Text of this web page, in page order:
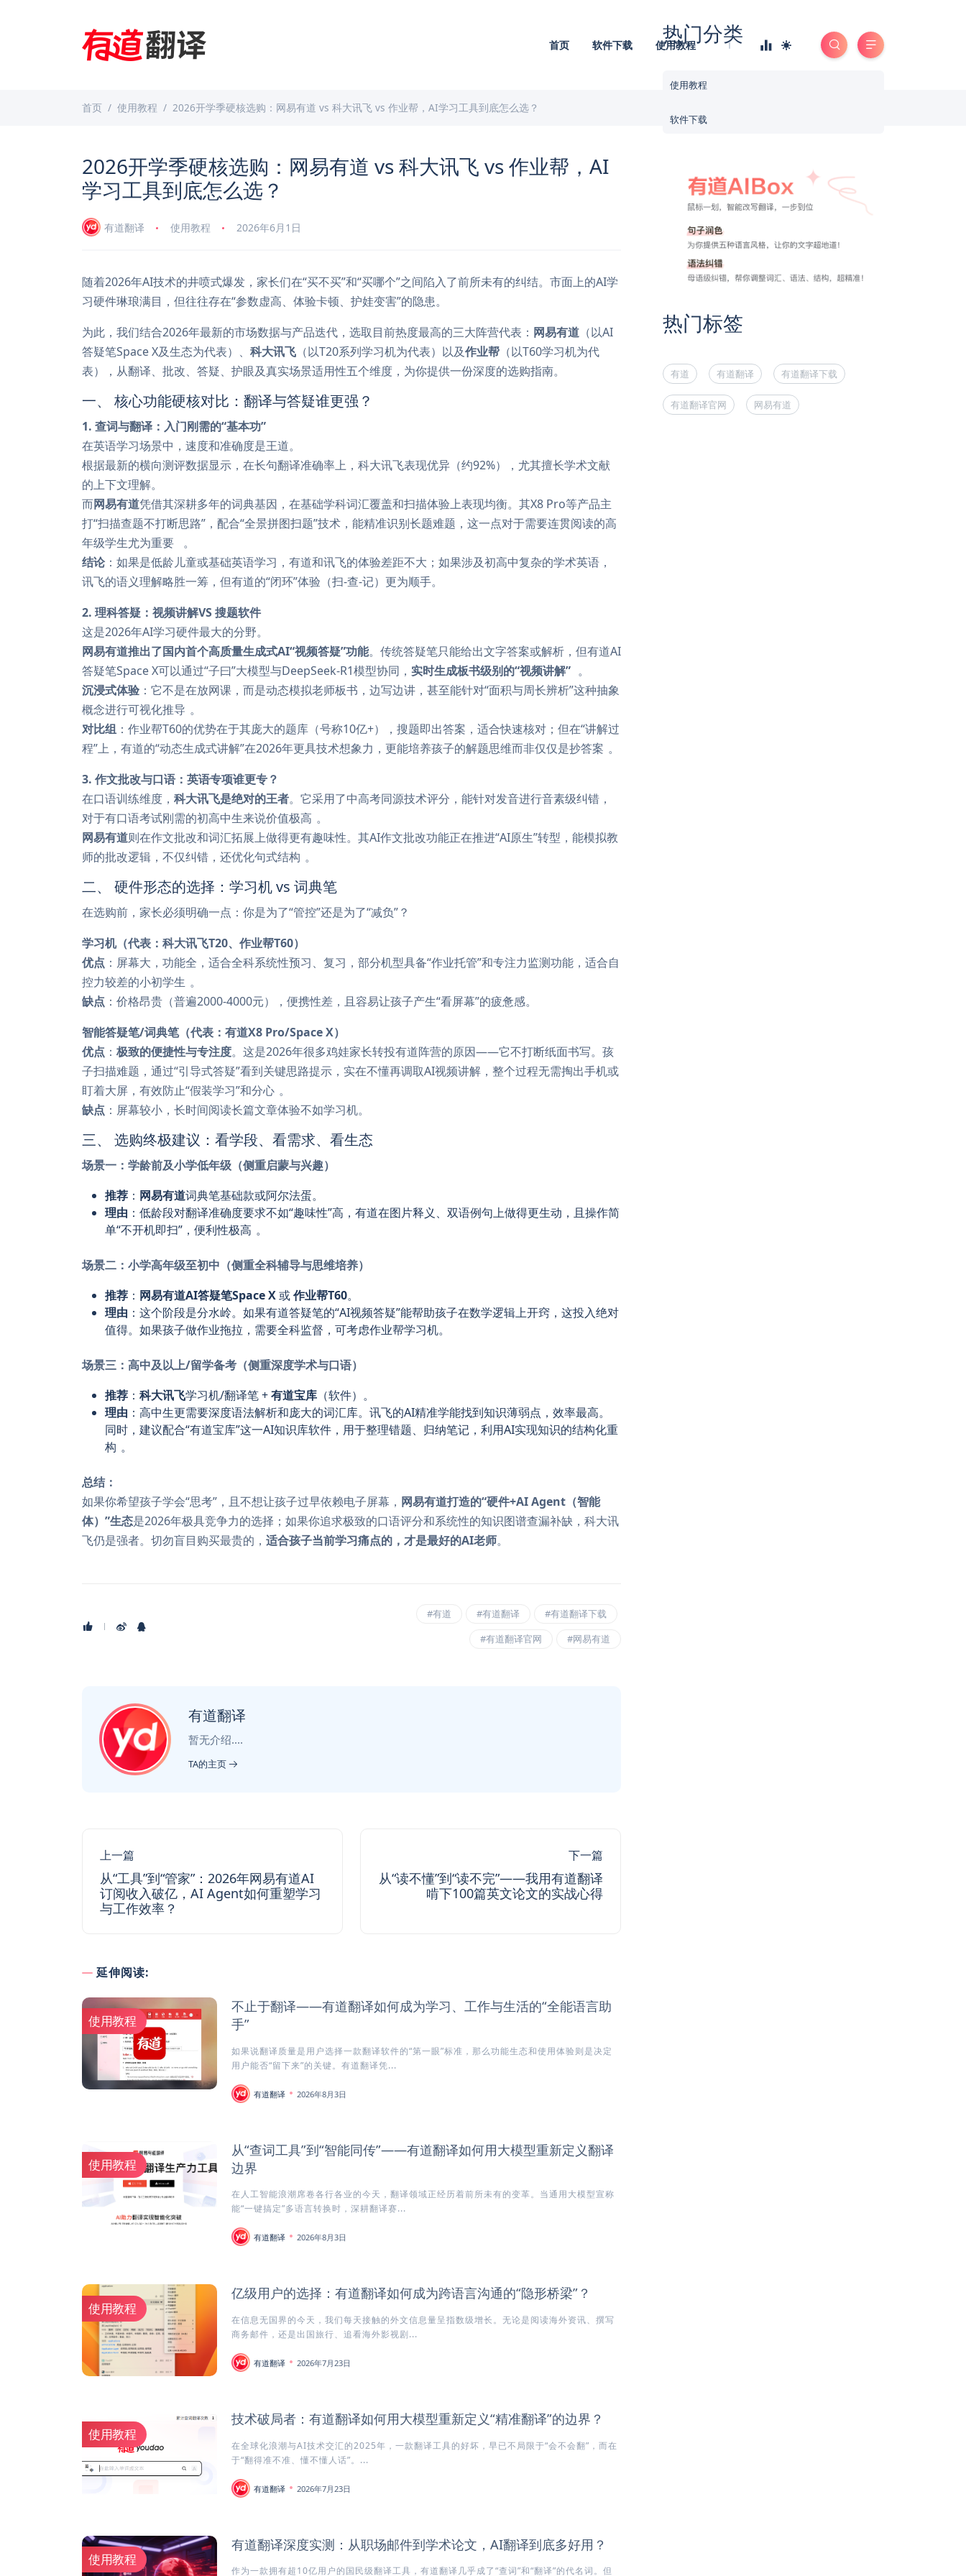
首页 软件下载 使用教程
首页 使用教程 2026开学季硬核选购：网易有道 vs 科大讯飞 vs 作业帮，AI学习工具到底怎么选？
2026开学季硬核选购：网易有道 vs 科大讯飞 vs 作业帮，AI
学习工具到底怎么选？
有道翻译 使用教程 2026年6月1日
随着2026年AI技术的井喷式爆发，家长们在“买不买”和“买哪个”之间陷入了前所未有的纠结。市面上的AI学
习硬件琳琅满目，但往往存在“参数虚高、体验卡顿、护娃变害”的隐患。
为此，我们结合2026年最新的市场数据与产品迭代，选取目前热度最高的三大阵营代表： 网易有道 （以AI
答疑笔Space X及生态为代表）、 科大讯飞 （以T20系列学习机为代表）以及作业帮 （以T60学习机为代
表），从翻译、批改、答疑、护眼及真实场景适用性五个维度，为你提供一份深度的选购指南。
一、 核心功能硬核对比：翻译与答疑谁更强？
1. 查词与翻译：入门刚需的“基本功”
在英语学习场景中，速度和准确度是王道。
根据最新的横向测评数据显示，在长句翻译准确率上，科大讯飞表现优异（约92%），尤其擅长学术文献
的上下文理解。
而网易有道凭借其深耕多年的词典基因，在基础学科词汇覆盖和扫描体验上表现均衡。其X8 Pro等产品主
打“扫描查题不打断思路”，配合“全景拼图扫题”技术，能精准识别长题难题，这一点对于需要连贯阅读的高
年级学生尤为重要
。
结论：如果是低龄儿童或基础英语学习，有道和讯飞的体验差距不大；如果涉及初高中复杂的学术英语，
讯飞的语义理解略胜一筹，但有道的“闭环”体验（扫-查-记）更为顺手。
2. 理科答疑：视频讲解VS 搜题软件
这是2026年AI学习硬件最大的分野。
网易有道推出了国内首个高质量生成式AI“视频答疑”功能。传统答疑笔只能给出文字答案或解析，但有道AI
答疑笔Space X可以通过“子曰”大模型与DeepSeek-R1模型协同， 实时生成板书级别的“视频讲解” 。
沉浸式体验 ：它不是在放网课，而是动态模拟老师板书，边写边讲，甚至能针对“面积与周长辨析”这种抽象
概念进行可视化推导 。
对比组 ：作业帮T60的优势在于其庞大的题库（号称10亿+），搜题即出答案，适合快速核对；但在“讲解过
程”上，有道的“动态生成式讲解”在2026年更具技术想象力，更能培养孩子的解题思维而非仅仅是抄答案 。
3. 作文批改与口语：英语专项谁更专？
在口语训练维度， 科大讯飞是绝对的王者。它采用了中高考同源技术评分，能针对发音进行音素级纠错，
对于有口语考试刚需的初高中生来说价值极高 。
网易有道则在作文批改和词汇拓展上做得更有趣味性。其AI作文批改功能正在推进“AI原生”转型，能模拟教
师的批改逻辑，不仅纠错，还优化句式结构 。
二、 硬件形态的选择：学习机 vs 词典笔
在选购前，家长必须明确一点：你是为了“管控”还是为了“减负”？
学习机（代表：科大讯飞T20、作业帮T60）
优点 ：屏幕大，功能全，适合全科系统性预习、复习，部分机型具备“作业托管”和专注力监测功能，适合自
控力较差的小初学生 。
缺点 ：价格昂贵（普遍2000-4000元），便携性差，且容易让孩子产生“看屏幕”的疲惫感。
智能答疑笔/词典笔（代表：有道X8 Pro/Space X）
优点 ： 极致的便捷性与专注度。这是2026年很多鸡娃家长转投有道阵营的原因——它不打断纸面书写。孩
子扫描难题，通过“引导式答疑”看到关键思路提示，实在不懂再调取AI视频讲解，整个过程无需掏出手机或
盯着大屏，有效防止“假装学习”和分心 。
缺点 ：屏幕较小，长时间阅读长篇文章体验不如学习机。
三、 选购终极建议：看学段、看需求、看生态
场景一：学龄前及小学低年级（侧重启蒙与兴趣）
推荐 ： 网易有道词典笔基础款或阿尔法蛋。
理由 ：低龄段对翻译准确度要求不如“趣味性”高，有道在图片释义、双语例句上做得更生动，且操作简
单“不开机即扫”，便利性极高 。
场景二：小学高年级至初中（侧重全科辅导与思维培养）
推荐 ： 网易有道AI答疑笔Space X或作业帮T60。
理由 ：这个阶段是分水岭。如果有道答疑笔的“AI视频答疑”能帮助孩子在数学逻辑上开窍，这投入绝对
值得。如果孩子做作业拖拉，需要全科监督，可考虑作业帮学习机。
场景三：高中及以上/留学备考（侧重深度学术与口语）
推荐 ： 科大讯飞学习机/翻译笔 +有道宝库 （软件）。
理由 ：高中生更需要深度语法解析和庞大的词汇库。讯飞的AI精准学能找到知识薄弱点，效率最高。
同时，建议配合“有道宝库”这一AI知识库软件，用于整理错题、归纳笔记，利用AI实现知识的结构化重
构 。
总结：
如果你希望孩子学会“思考”，且不想让孩子过早依赖电子屏幕， 网易有道打造的“硬件+AI Agent（智能
体）”生态是2026年极具竞争力的选择；如果你追求极致的口语评分和系统性的知识图谱查漏补缺，科大讯
飞仍是强者。切勿盲目购买最贵的， 适合孩子当前学习痛点的，才是最好的AI老师。
#有道 #有道翻译
#有道翻译下载
#有道翻译官网
#网易有道
有道翻译
暂无介绍....
TA的主页
上一篇
从“工具”到“管家”：2026年网易有道AI
订阅收入破亿，AI Agent如何重塑学习
与工作效率？
下一篇
从“读不懂”到“读不完”——我用有道翻译
啃下100篇英文论文的实战心得
延伸阅读:
使用教程
不止于翻译——有道翻译如何成为学习、工作与生活的“全能语言助
手”
如果说翻译质量是用户选择一款翻译软件的“第一眼”标准，那么功能生态和使用体验则是决定
用户能否“留下来”的关键。有道翻译凭...
有道翻译 2026年8月3日
使用教程
从“查词工具”到“智能同传”——有道翻译如何用大模型重新定义翻译
边界
在人工智能浪潮席卷各行各业的今天，翻译领域正经历着前所未有的变革。当通用大模型宣称
能“一键搞定”多语言转换时，深耕翻译赛...
有道翻译 2026年8月3日
使用教程
亿级用户的选择：有道翻译如何成为跨语言沟通的“隐形桥梁”？
在信息无国界的今天，我们每天接触的外文信息量呈指数级增长。无论是阅读海外资讯、撰写
商务邮件，还是出国旅行、追看海外影视剧...
有道翻译 2026年7月23日
使用教程
技术破局者：有道翻译如何用大模型重新定义“精准翻译”的边界？
在全球化浪潮与AI技术交汇的2025年，一款翻译工具的好坏，早已不局限于“会不会翻”，而在
于“翻得准不准、懂不懂人话”。...
有道翻译 2026年7月23日
使用教程
有道翻译深度实测：从职场邮件到学术论文，AI翻译到底多好用？
作为一款拥有超10亿用户的国民级翻译工具，有道翻译几乎成了“查词”和“翻译”的代名词。但
热门分类
使用教程
软件下载
热门标签
有道 有道翻译 有道翻译下载
有道翻译官网 网易有道